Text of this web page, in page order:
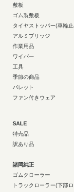
敷板
ゴム製敷板
タイヤストッパー(車輪
アルミブリッジ
作業用品
ワイパー
工具
季節の商品
パレット
ファン付きウェア
SALE
特売品
訳あり品
諸岡純正
ゴムクローラー
トラックローラー(下部